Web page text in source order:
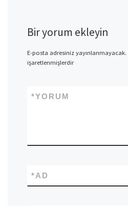
Bir yorum ekleyin
E-posta adresiniz yayınlanmayacak.
işaretlenmişlerdir
YORUM
*
AD
*